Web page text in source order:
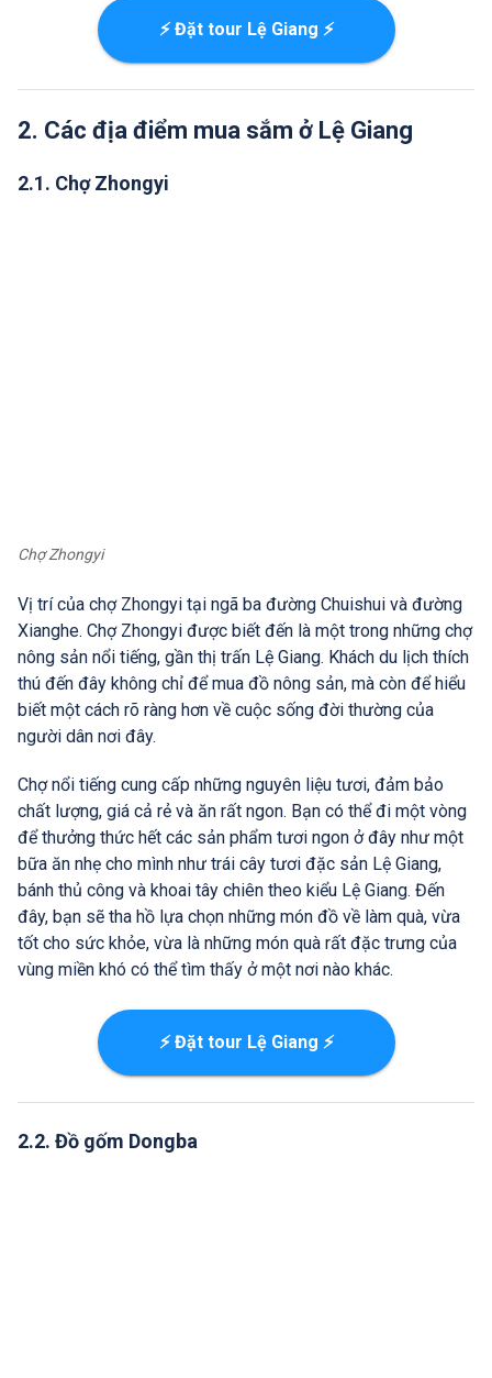
⚡ Đặt tour Lệ Giang ⚡
2. Các địa điểm mua sắm ở Lệ Giang
2.1. Chợ Zhongyi
Chợ Zhongyi
Vị trí của chợ Zhongyi tại ngã ba đường Chuishui và đường
Xianghe. Chợ Zhongyi được biết đến là một trong những chợ
nông sản nổi tiếng, gần thị trấn Lệ Giang. Khách du lịch thích
thú đến đây không chỉ để mua đồ nông sản, mà còn để hiểu
biết một cách rõ ràng hơn về cuộc sống đời thường của
người dân nơi đây.
Chợ nổi tiếng cung cấp những nguyên liệu tươi, đảm bảo
chất lượng, giá cả rẻ và ăn rất ngon. Bạn có thể đi một vòng
để thưởng thức hết các sản phẩm tươi ngon ở đây như một
bữa ăn nhẹ cho mình như trái cây tươi đặc sản Lệ Giang,
bánh thủ công và khoai tây chiên theo kiểu Lệ Giang. Đến
đây, bạn sẽ tha hồ lựa chọn những món đồ về làm quà, vừa
tốt cho sức khỏe, vừa là những món quà rất đặc trưng của
vùng miền khó có thể tìm thấy ở một nơi nào khác.
⚡ Đặt tour Lệ Giang ⚡
2.2. Đồ gốm Dongba